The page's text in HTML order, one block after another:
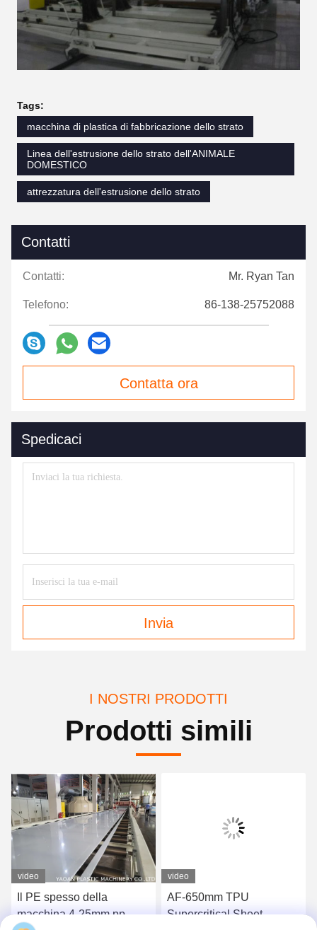
Tags:
macchina di plastica di fabbricazione dello strato
Linea dell'estrusione dello strato dell'ANIMALE
DOMESTICO
attrezzatura dell'estrusione dello strato
Contatti
Contatti: Mr. Ryan Tan
Telefono: 86-138-25752088
Contatta ora
Spedicaci
Invia
I NOSTRI PRODOTTI
Prodotti simili
video
Il PE spesso della
macchina 4-25mm pp
video
AF-650mm TPU
Supercritical Sheet